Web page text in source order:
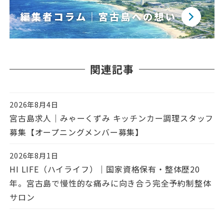
関連記事
投稿日
2026年8月4日
宮古島求人｜みゃーくずみ キッチンカー調理スタッフ
募集【オープニングメンバー募集】
投稿日
2026年8月1日
HI LIFE（ハイライフ）｜国家資格保有・整体歴20
年。宮古島で慢性的な痛みに向き合う完全予約制整体
サロン